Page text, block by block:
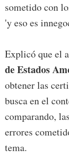
sometido con
'y eso es
Explicó que el
de Estados
obtener las
busca en el
comparando,
errores
tema.